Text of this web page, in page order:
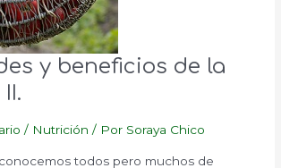
y beneficios de la
/ Nutrición / Por Soraya Chico
todos pero muchos de